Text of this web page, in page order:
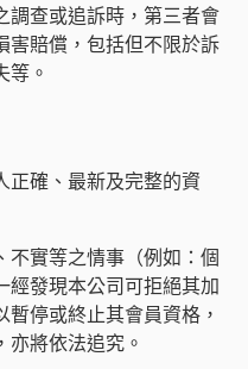
調查或追訴時，第三者會
害賠償，包括但不限於訴
等。
正確、最新及完整的資
不實等之情事（例如：個
經發現本公司可拒絕其加
停或終止其會員資格，
亦將依法追究。